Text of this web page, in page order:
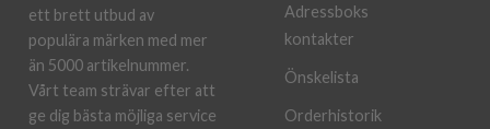
ett brett utbud av
populära märken med mer
än 5000 artikelnummer.
Vårt team strävar efter att
ge dig bästa möjliga service
Adressboks
kontakter
Önskelista
Orderhistorik